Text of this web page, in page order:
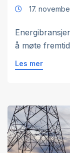
17.
å møte
Les mer